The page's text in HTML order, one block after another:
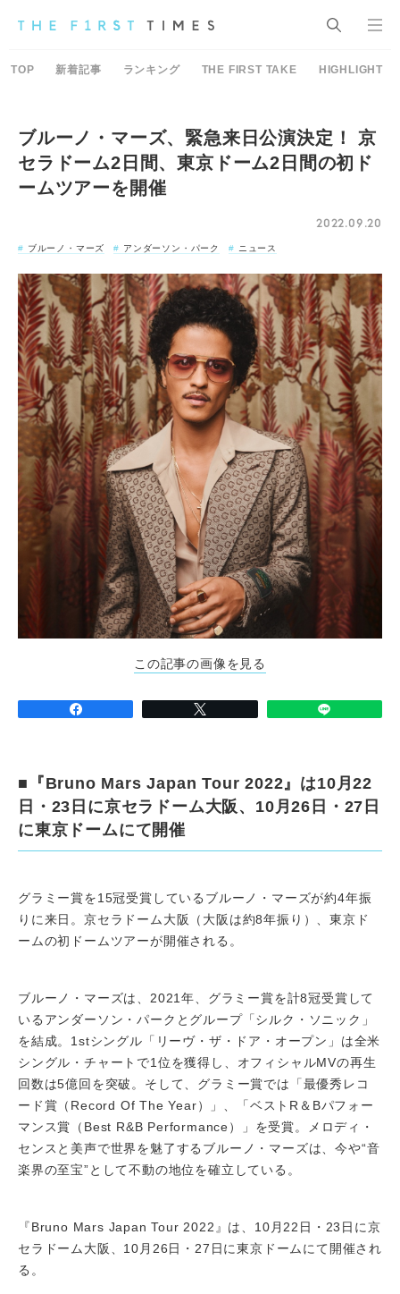
TOP 新着記事 ランキング THE FIRST TAKE HIGHLIGHT
ブルーノ・マーズ、緊急来日公演決定！ 京
セラドーム2日間、東京ドーム2日間の初ド
ームツアーを開催
2022.09.20
ブルーノ・マーズ アンダーソン・パーク ニュース
この記事の画像を見る
■『Bruno Mars Japan Tour 2022』は10月22
日・23日に京セラドーム大阪、10月26日・27日
に東京ドームにて開催
グラミー賞を15冠受賞しているブルーノ・マーズが約4年振
りに来日。京セラドーム大阪（大阪は約8年振り）、東京ド
ームの初ドームツアーが開催される。
ブルーノ・マーズは、2021年、グラミー賞を計8冠受賞して
いるアンダーソン・パークとグループ「シルク・ソニック」
を結成。1stシングル「リーヴ・ザ・ドア・オープン」は全米
シングル・チャートで1位を獲得し、オフィシャルMVの再生
回数は5億回を突破。そして、グラミー賞では「最優秀レコ
ード賞（Record Of The Year）」、「ベストR＆Bパフォー
マンス賞（Best R&B Performance）」を受賞。メロディ・
センスと美声で世界を魅了するブルーノ・マーズは、今や“音
楽界の至宝”として不動の地位を確立している。
『Bruno Mars Japan Tour 2022』は、10月22日・23日に京
セラドーム大阪、10月26日・27日に東京ドームにて開催され
る。